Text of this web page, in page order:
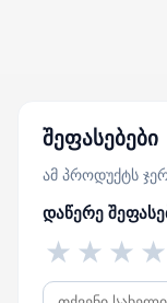
შეფასებები
ამ პროდუქტს
დაწერე
★
★
★
★